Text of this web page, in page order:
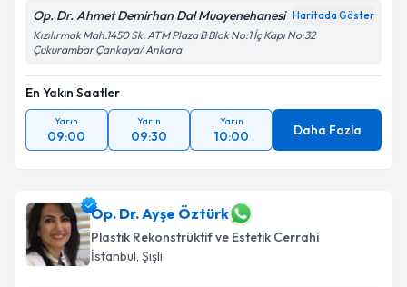
Op. Dr. Ahmet Demirhan Dal Muayenehanesi Haritada Göster
Kızılırmak Mah.1450 Sk. ATM Plaza B Blok No:1 İç Kapı No:32
Çukurambar Çankaya/ Ankara
En Yakın Saatler
Yarın
09:00
Yarın
09:30
Yarın
10:00 Daha Fazla
Op. Dr. Ayşe Öztürk
Plastik Rekonstrüktif ve Estetik Cerrahi
İstanbul, Şişli